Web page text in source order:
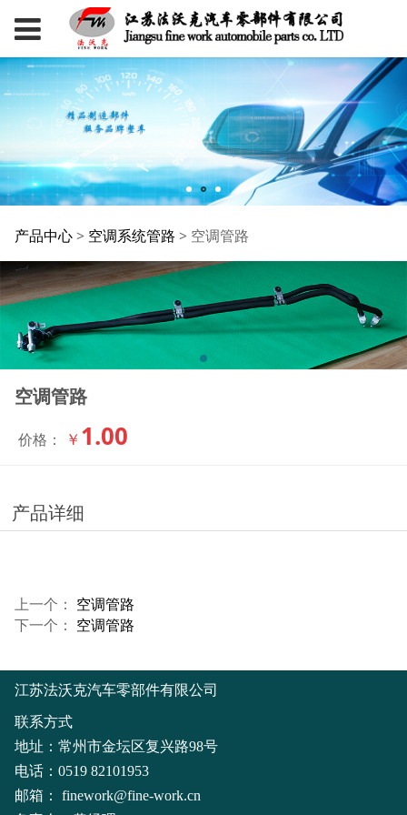
空调管路
产品中心> 空调系统管路 > 空调管路
空调管路
价格： ￥ 1.00
产品详细
上一个： 空调管路
下一个： 空调管路
江苏法沃克汽车零部件有限公司
联系方式
地址：常州市金坛区复兴路98号
电话：0519 82101953
邮箱：
finework@fine-work.cn